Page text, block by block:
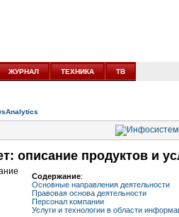
новых условиях
ЖУРНАЛ ТЕХНИКА ТВ
описание продуктов и
Содержание:
Основные направления деятельности
Правовая основа деятельности
Персонал компании
Услуги и технологии в области